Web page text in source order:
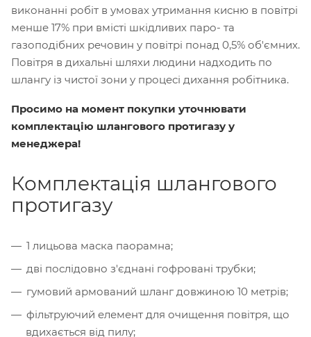
виконанні робіт в умовах утримання кисню в повітрі
менше 17% при вмісті шкідливих паро- та
газоподібних речовин у повітрі понад 0,5% об'ємних.
Повітря в дихальні шляхи людини надходить по
шлангу із чистої зони у процесі дихання робітника.
Просимо на момент покупки уточнювати
комплектацію шлангового протигазу у
менеджера!
Комплектація шлангового
протигазу
1 лицьова маска паорамна;
дві послідовно з'єднані гофровані трубки;
гумовий армований шланг довжиною 10 метрів;
фільтруючий елемент для очищення повітря, що
вдихається від пилу;